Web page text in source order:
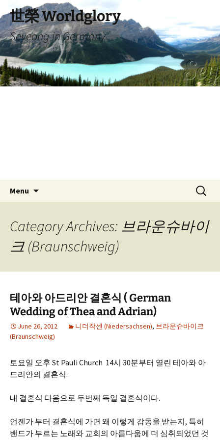
to
content
世榮 Worldglory
Seyeong in Germany
Menu
Search
for:
Category Archives: 브라운슈바이
크 (Braunschweig)
테아와 아드리안 결혼식 ( German
Wedding of Thea and Adrian)
June 26, 2012 니더작센 (Niedersachsen), 브라운슈바이크
(Braunschweig)
토요일 오후 St Pauli Church 14시 30분부터 열린 테아와 아
드리안의 결혼식.
내 결혼식 다음으로 두번째 독일 결혼식이다.
언젠가 부터 결혼식에 가면 왜 이렇게 감동을 받는지, 특히
밴드가 부르는 노래와 교회의 아름다움에 더 심취되었던 것